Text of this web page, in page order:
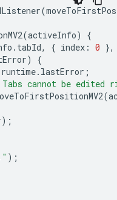
(
(activeInfo)
{
. tabId, { index : 0 },
)
{
runtime. lastError ;
cannot be edited
(
);
);